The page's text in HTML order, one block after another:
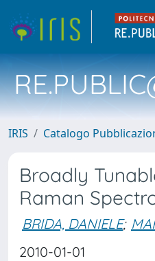
IRIS Catalogo
Broadly
Raman
BRIDA, DANIELE;
2010-01-01